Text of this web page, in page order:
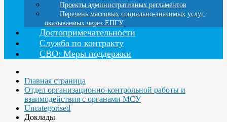
Проекты административных регламентов
Перечень массовых социально-значимых услуг,
оказываемых через ЕПГУ
Достопримечательности
Служба по контракту
СВО: Меры поддержки
Главная страница
Отдел организационно-контрольной работы и
взаимодействия с органами МСУ
Uncategorised
Доклады